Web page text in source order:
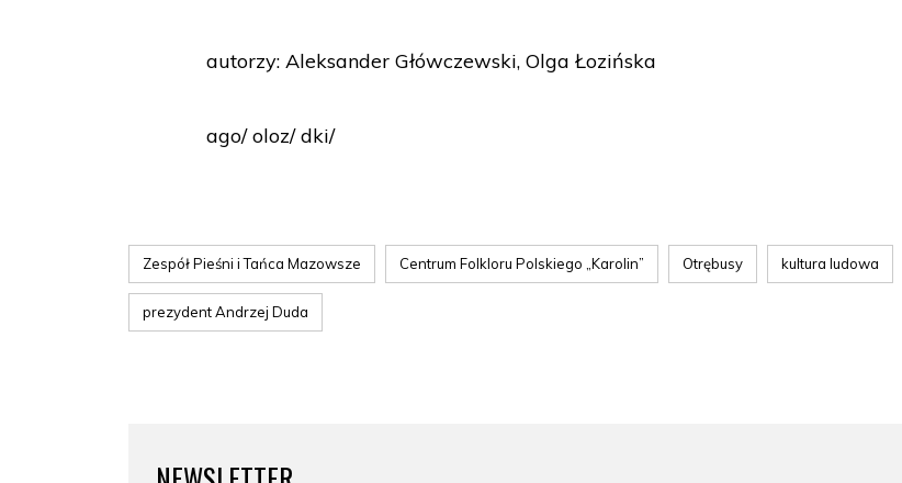
autorzy: Aleksander Główczewski, Olga Łozińska
ago/ oloz/ dki/
Zespół Pieśni i Tańca Mazowsze Centrum Folkloru Polskiego „Karolin” Otrębusy kultura ludowa
prezydent Andrzej Duda